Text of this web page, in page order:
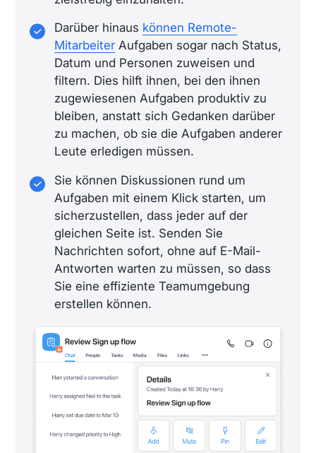
Darüber hinaus können Remote-
Mitarbeiter Aufgaben sogar nach Status,
Datum und Personen zuweisen und
filtern. Dies hilft ihnen, bei den ihnen
zugewiesenen Aufgaben produktiv zu
bleiben, anstatt sich Gedanken darüber
zu machen, ob sie die Aufgaben anderer
Leute erledigen müssen.
Sie können Diskussionen rund um
Aufgaben mit einem Klick starten, um
sicherzustellen, dass jeder auf der
gleichen Seite ist. Senden Sie
Nachrichten sofort, ohne auf E-Mail-
Antworten warten zu müssen, so dass
Sie eine effiziente Teamumgebung
erstellen können.